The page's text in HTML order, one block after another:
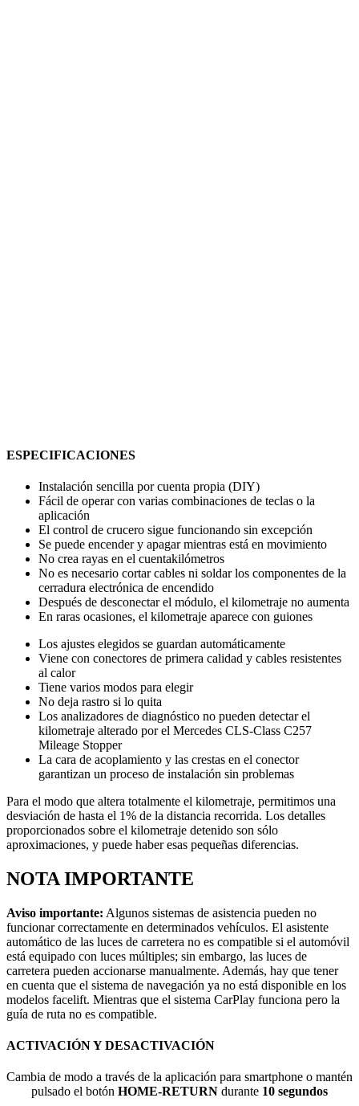
ESPECIFICACIONES
Instalación sencilla por cuenta propia (DIY)
Fácil de operar con varias combinaciones de teclas o la
aplicación
El control de crucero sigue funcionando sin excepción
Se puede encender y apagar mientras está en movimiento
No crea rayas en el cuentakilómetros
No es necesario cortar cables ni soldar los componentes de la
cerradura electrónica de encendido
Después de desconectar el módulo, el kilometraje no aumenta
En raras ocasiones, el kilometraje aparece con guiones
Los ajustes elegidos se guardan automáticamente
Viene con conectores de primera calidad y cables resistentes
al calor
Tiene varios modos para elegir
No deja rastro si lo quita
Los analizadores de diagnóstico no pueden detectar el
kilometraje alterado por el Mercedes CLS-Class C257
Mileage Stopper
La cara de acoplamiento y las crestas en el conector
garantizan un proceso de instalación sin problemas
Para el modo que altera totalmente el kilometraje, permitimos una
desviación de hasta el 1% de la distancia recorrida. Los detalles
proporcionados sobre el kilometraje detenido son sólo
aproximaciones, y puede haber esas pequeñas diferencias.
NOTA IMPORTANTE
Aviso importante: Algunos sistemas de asistencia pueden no
funcionar correctamente en determinados vehículos. El asistente
automático de las luces de carretera no es compatible si el automóvil
está equipado con luces múltiples; sin embargo, las luces de
carretera pueden accionarse manualmente. Además, hay que tener
en cuenta que el sistema de navegación ya no está disponible en los
modelos facelift. Mientras que el sistema CarPlay funciona pero la
guía de ruta no es compatible.
ACTIVACIÓN Y DESACTIVACIÓN
Cambia de modo a través de la aplicación para smartphone o mantén
pulsado el botón HOME-RETURN durante 10 segundos